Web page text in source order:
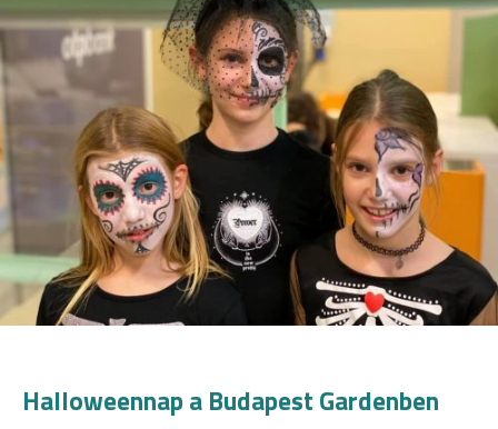
Halloweennap a Budapest Gardenben